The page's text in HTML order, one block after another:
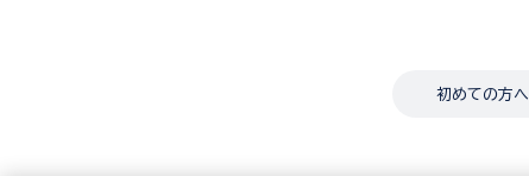
初めての方へ